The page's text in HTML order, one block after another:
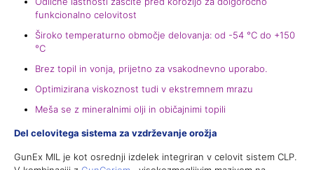
funkcionalno celovitost
Široko temperaturno območje delovanja: od -54 °C do +150
°C
Brez topil in vonja, prijetno za vsakodnevno uporabo.
Optimizirana viskoznost tudi v ekstremnem mrazu
Meša se z mineralnimi olji in običajnimi topili
Del celovitega sistema za vzdrževanje orožja
GunEx MIL je kot osrednji izdelek integriran v celovit sistem CLP.